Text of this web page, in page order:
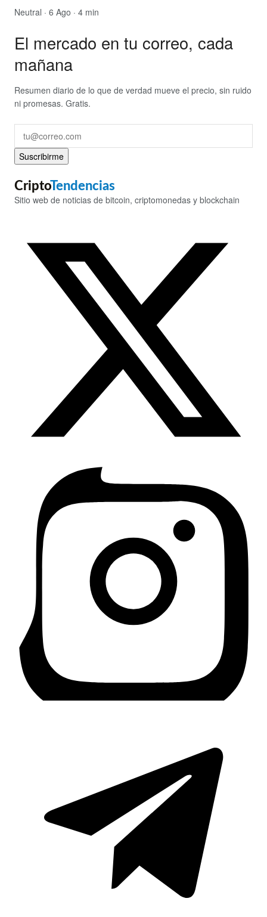
Neutral · 6 Ago · 4 min
El mercado en tu correo, cada
mañana
Resumen diario de lo que de verdad mueve el precio, sin ruido
ni promesas. Gratis.
Suscribirme
CriptoTendencias
Sitio web de noticias de bitcoin, criptomonedas y blockchain